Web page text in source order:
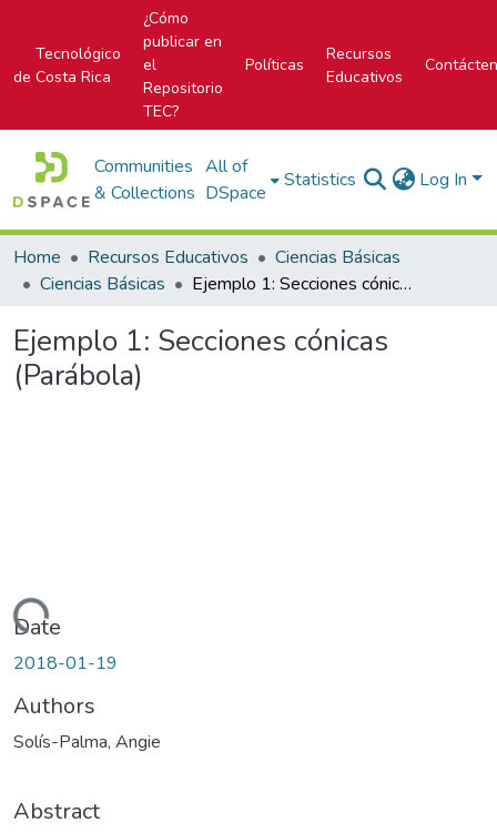
Tecnológico
de Costa Rica
¿Cómo
publicar en
el
Repositorio
TEC?
Políticas
Recursos
Educativos
Communities
& Collections
All of
DSpace
Statistics Log In
Home Recursos Educativos
Ciencias Básicas
Ciencias Básicas
Ejemplo 1: Secciones cónicas (Parábola)
Ejemplo 1: Secciones cónicas
(Parábola)
Loading...
Date
2018-01-19
Authors
Solís-Palma, Angie
Abstract